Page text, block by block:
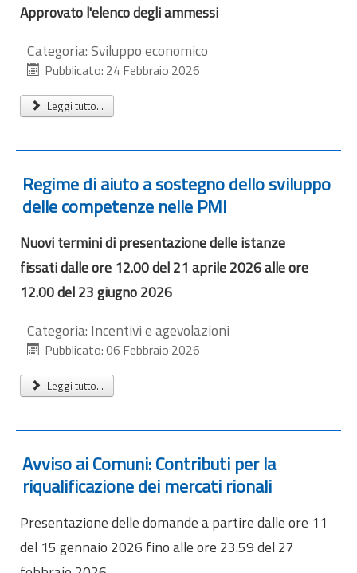
Approvato l'elenco degli ammessi
Categoria:Sviluppo economico
Pubblicato: 24 Febbraio 2026
Leggi tutto...
Regime di aiuto a sostegno dello sviluppo
delle competenze nelle PMI
Nuovi termini di presentazione delle istanze
fissatidalle ore 12.00 del 21 aprile 2026 alle ore
12.00 del 23 giugno 2026
Categoria: Incentivi e agevolazioni
Pubblicato: 06 Febbraio 2026
Leggi tutto...
Avviso ai Comuni: Contributi per la
riqualificazione dei mercati rionali
Presentazione delle domande a partire dalle ore 11
del 15 gennaio 2026 fino alle ore 23.59 del 27